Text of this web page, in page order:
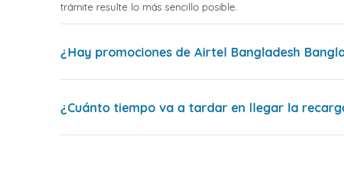
trámite resulte lo más sencillo posible.
¿Hay promociones de Airtel Bangladesh
¿Cuánto tiempo va a tardar en llegar la